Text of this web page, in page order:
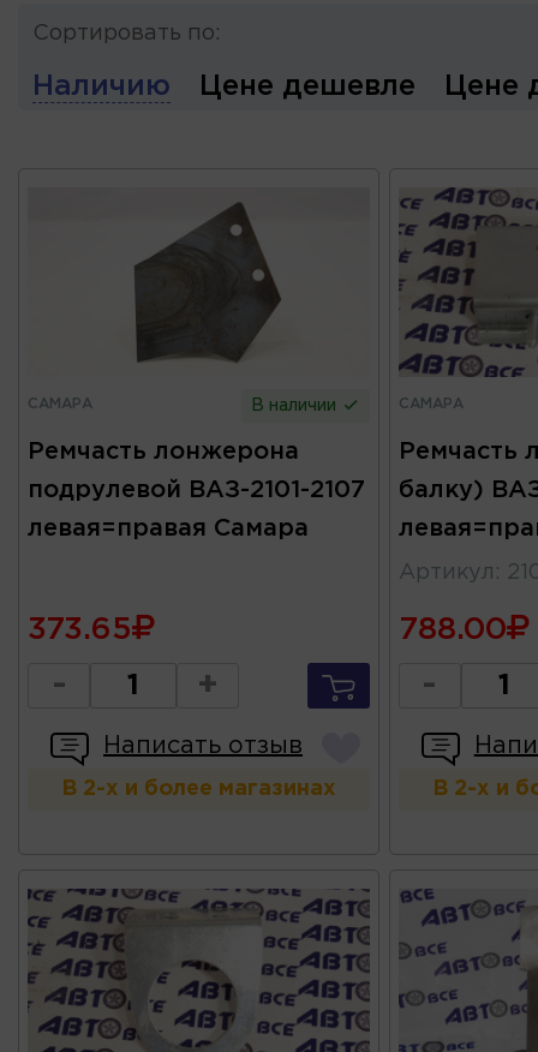
Сортировать по:
Наличию Цене дешевле Цене
САМАРА В наличии
Ремчасть лонжерона
подрулевой ВАЗ-2101-2107
левая=правая Самара
373.65
- +
Написать отзыв
В 2-х и более магазинах
САМАРА
Ремчасть
балку)
Артикул :
788.00
-
В 2-х и